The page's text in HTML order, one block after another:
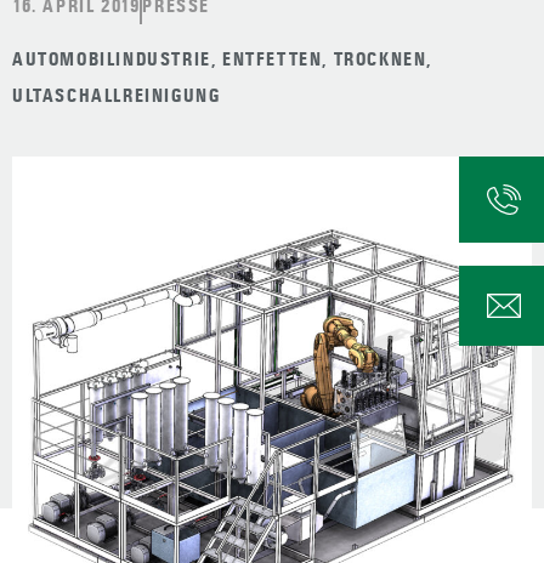
16. APRIL 2019 PRESSE
AUTOMOBILINDUSTRIE, ENTFETTEN, TROCKNEN,
ULTASCHALLREINIGUNG